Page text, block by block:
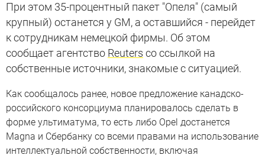
При этом 35-процентный пакет "Опеля" (самый
крупный) останется у GM, а оставшийся - перейдет
к сотрудникам немецкой фирмы. Об этом
сообщает агентство Reuters со ссылкой на
собственные источники, знакомые с ситуацией.
Как сообщалось ранее, новое предложение канадско-
российского консорциума планировалось сделать в
форме ультиматума, то есть либо Opel достанется
Magna и Сбербанку со всеми правами на использование
интеллектуальной собственности, включая